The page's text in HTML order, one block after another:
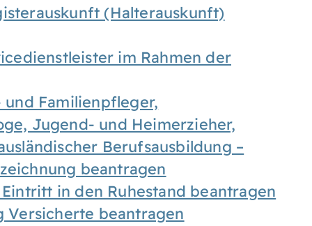
(Halterauskunft)
im Rahmen der
Familienpfleger,
Jugend- und Heimerzieher,
Berufsausbildung –
beantragen
in den Ruhestand beantragen
Versicherte beantragen